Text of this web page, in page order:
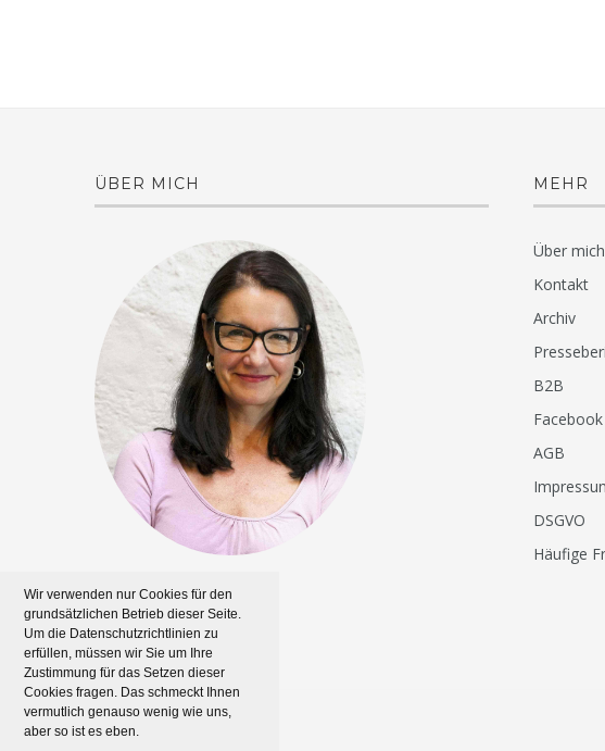
Wir verwenden nur Cookies für den
grundsätzlichen Betrieb dieser Seite.
Um die Datenschutzrichtlinien zu
erfüllen, müssen wir Sie um Ihre
Zustimmung für das Setzen dieser
Cookies fragen. Das schmeckt Ihnen
vermutlich genauso wenig wie uns,
aber so ist es eben.
ÜBER MICH MEHR
Über mich
Kontakt
Archiv
B2B
Facebook
AGB
DSGVO
Häufige